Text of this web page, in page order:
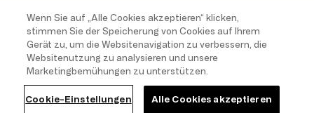
ZAHLUNGSARTEN
Wenn Sie auf „Alle Cookies akzeptieren“ klicken,
stimmen Sie der Speicherung von Cookies auf Ihrem
Gerät zu, um die Websitenavigation zu verbessern, die
Websitenutzung zu analysieren und unsere
Marketingbemühungen zu unterstützen.
Cookie-Einstellungen Alle Cookies akzeptieren